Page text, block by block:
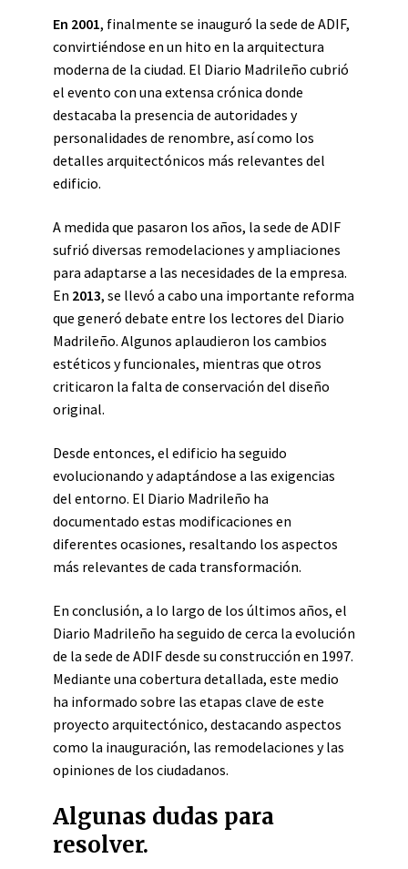
En 2001, finalmente se inauguró la sede de ADIF,
convirtiéndose en un hito en la arquitectura
moderna de la ciudad. El Diario Madrileño cubrió
el evento con una extensa crónica donde
destacaba la presencia de autoridades y
personalidades de renombre, así como los
detalles arquitectónicos más relevantes del
edificio.
A medida que pasaron los años, la sede de ADIF
sufrió diversas remodelaciones y ampliaciones
para adaptarse a las necesidades de la empresa.
En 2013, se llevó a cabo una importante reforma
que generó debate entre los lectores del Diario
Madrileño. Algunos aplaudieron los cambios
estéticos y funcionales, mientras que otros
criticaron la falta de conservación del diseño
original.
Desde entonces, el edificio ha seguido
evolucionando y adaptándose a las exigencias
del entorno. El Diario Madrileño ha
documentado estas modificaciones en
diferentes ocasiones, resaltando los aspectos
más relevantes de cada transformación.
En conclusión, a lo largo de los últimos años, el
Diario Madrileño ha seguido de cerca la evolución
de la sede de ADIF desde su construcción en 1997.
Mediante una cobertura detallada, este medio
ha informado sobre las etapas clave de este
proyecto arquitectónico, destacando aspectos
como la inauguración, las remodelaciones y las
opiniones de los ciudadanos.
Algunas dudas para
resolver.